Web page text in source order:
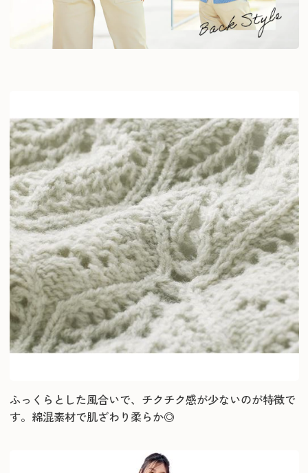
ふっくらとした風合いで、チクチク感が少ないのが特徴で
す。綿混素材で肌ざわり柔らか◎